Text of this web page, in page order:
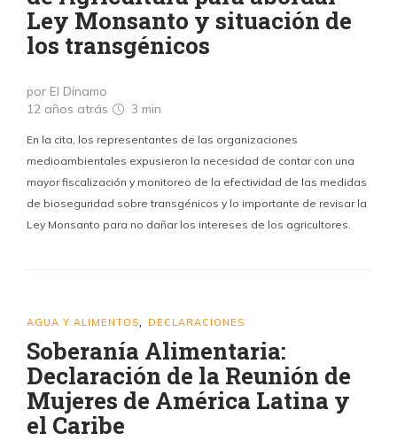
Ley Monsanto y situación de
los transgénicos
por El Dínamo
12 años atrás
3 min
En la cita, los representantes de las organizaciones
medioambientales expusieron la necesidad de contar con una
mayor fiscalización y monitoreo de la efectividad de las medidas
de bioseguridad sobre transgénicos y lo importante de revisar la
Ley Monsanto para no dañar los intereses de los agricultores.
AGUA Y ALIMENTOS DECLARACIONES
Soberanía Alimentaria:
Declaración de la Reunión de
Mujeres de América Latina y
el Caribe